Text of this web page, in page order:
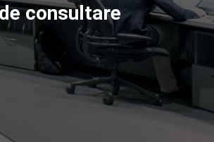
consultare